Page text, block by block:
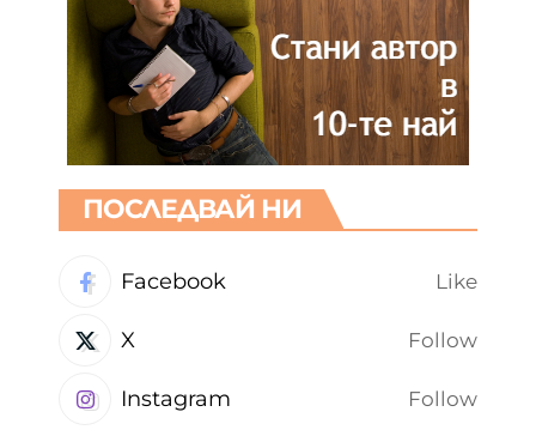
ПОСЛЕДВАЙ НИ
Facebook Like
X Follow
Instagram Follow